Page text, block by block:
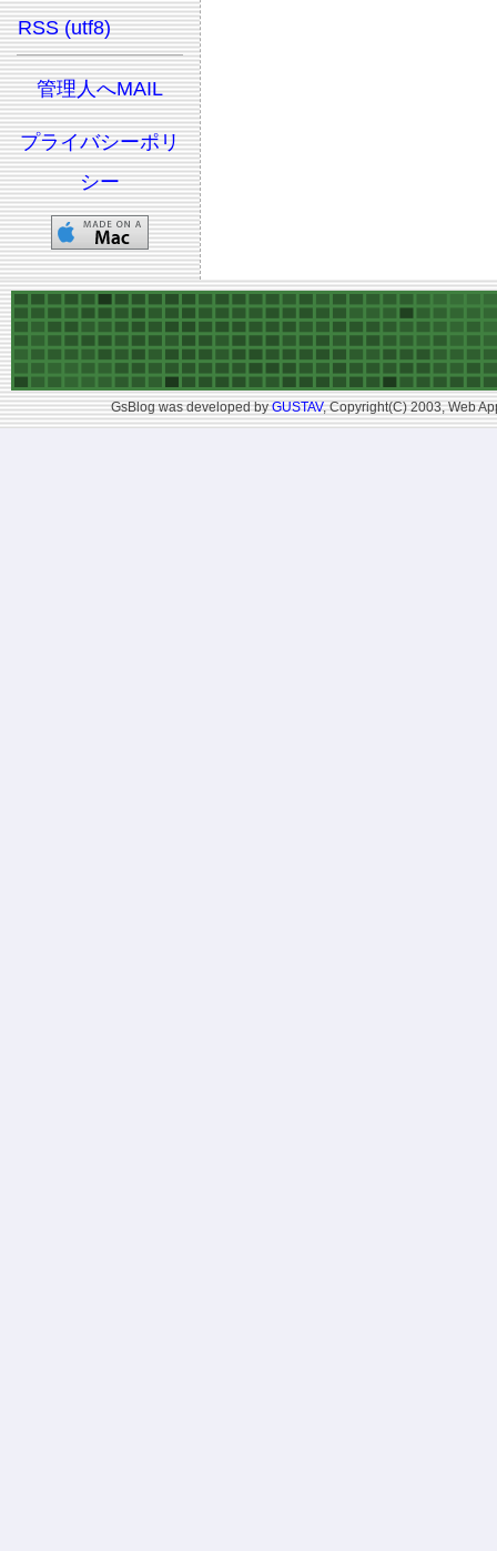
RSS (utf8)
管理人へMAIL
プライバシーポリ
シー
GsBlog was developed byGUSTAV, Copyright(C) 2003, Web